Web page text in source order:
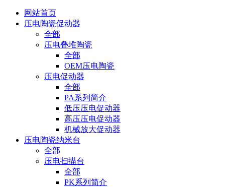
网站首页
压电陶瓷促动器
全部
压电叠堆陶瓷
全部
OEM压电陶瓷
压电促动器
全部
PA系列简介
低压压电促动器
高压压电促动器
机械放大促动器
压电陶瓷纳米台
全部
压电扫描台
全部
PK系列简介